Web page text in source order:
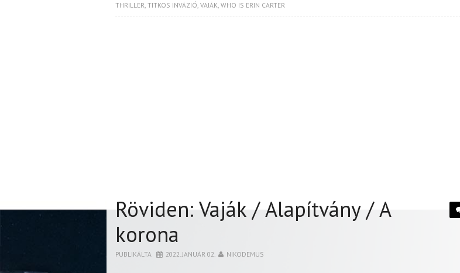
THRILLER, TITKOS INVÁZIÓ, VAJÁK, WHO IS ERIN CARTER
Röviden: Vaják / Alapítvány / A
korona
PUBLIKÁLTA 2022. JANUÁR 02. NIKODEMUS